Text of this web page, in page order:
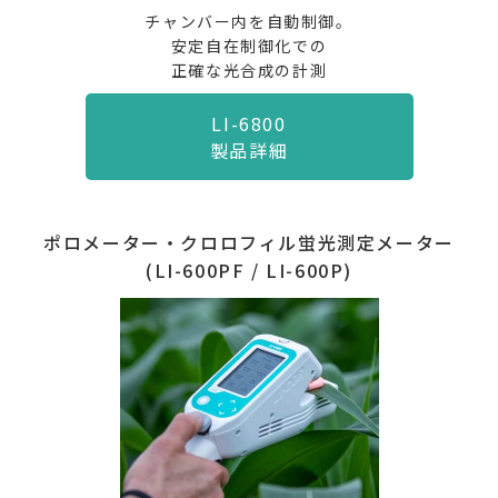
チャンバー内を自動制御。
安定自在制御化での
正確な光合成の計測
LI-6800
製品詳細
ポロメーター・クロロフィル蛍光測定メーター
(LI-600PF / LI-600P)